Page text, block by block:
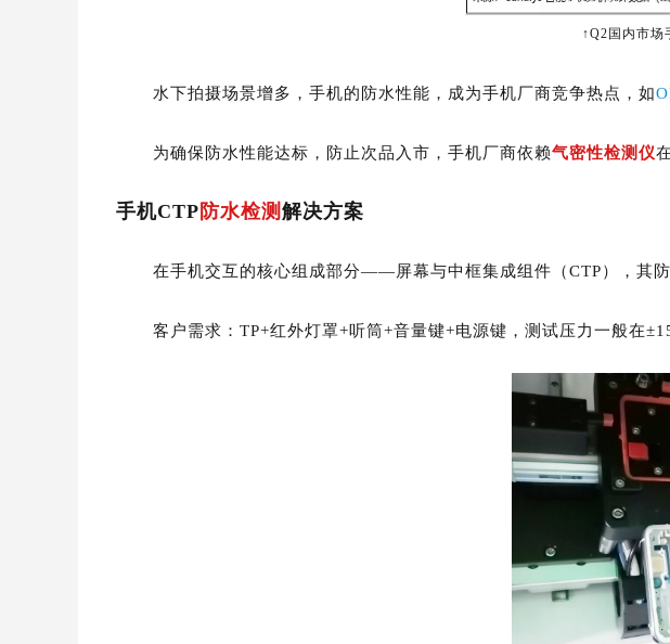
↑Q2国内市场
水下拍摄场景增多，手机的防水性能，成为手机厂商竞争热点，如
为确保防水性能达标，防止次品入市，手机厂商依赖气密性检测仪
手机CTP 防水检测 解决方案
在手机交互的核心组成部分——屏幕与中框集成组件（CTP），其
客户需求：TP+红外灯罩+听筒+音量键+电源键，测试压力一般在